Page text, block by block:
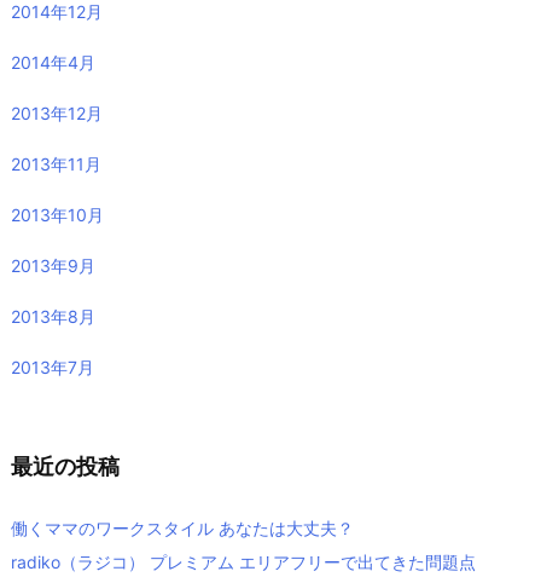
2014年12月
2014年4月
2013年12月
2013年11月
2013年10月
2013年9月
2013年8月
2013年7月
最近の投稿
働くママのワークスタイル あなたは大丈夫？
radiko（ラジコ） プレミアム エリアフリーで出てきた問題点